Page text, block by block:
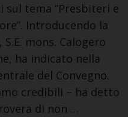
tema “Presbiteri e
Introducendo la
mons. Calogero
ha indicato nella
del Convegno.
credibili – ha detto
di non …